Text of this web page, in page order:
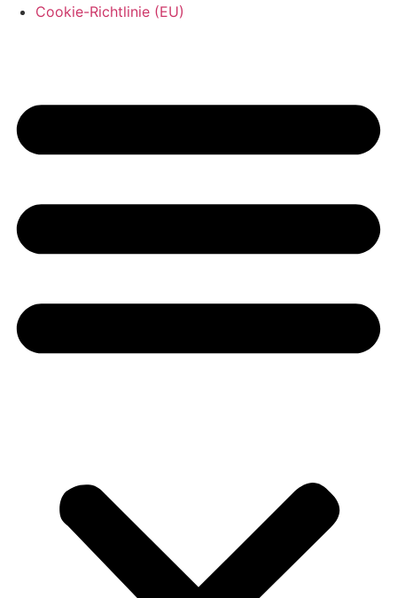
Cookie-Richtlinie (EU)